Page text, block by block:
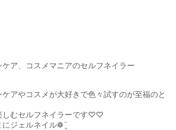
ア、コスメマニアのセルフネイラー
アやコスメが大好きで色々試すのが至福のと
しむセルフネイラーです♡♡
にジェルネイル❁¨̮